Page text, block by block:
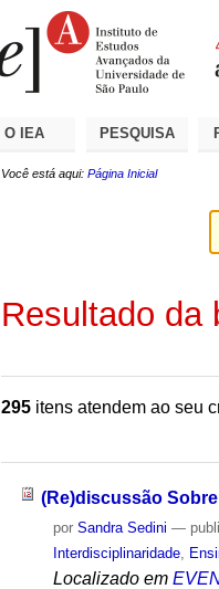
O IEA PESQUISA
Você está aqui: Página Inicial
Resultado da
295 itens atendem ao seu
(Re)discussão
porSandra Sedini —
Interdisciplinaridade
Localizado em